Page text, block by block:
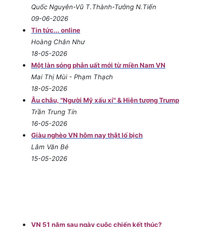
Quốc Nguyên-Vũ T.Thành-Tưởng N.Tiến
09-06-2026
Tin tức... online
Hoàng Chân Như
18-05-2026
Một làn sóng phẫn uất mới từ miền Nam VN
Mai Thị Mùi - Phạm Thạch
18-05-2026
Âu châu, "Người Mỹ xấu xí" & Hiện tượng Trump
Trần Trung Tín
16-05-2026
Giàu nghèo VN hôm nay thật lố bịch
Lâm Văn Bé
15-05-2026
VN 51 năm sau ngày cuộc chiến kết thúc?